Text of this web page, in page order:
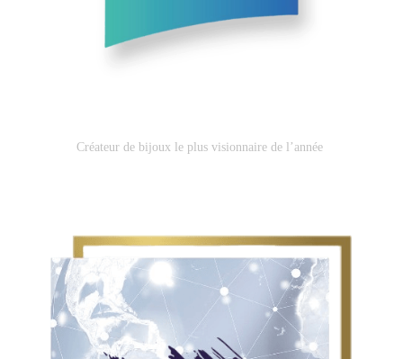
Créateur de bijoux le plus visionnaire de l’année